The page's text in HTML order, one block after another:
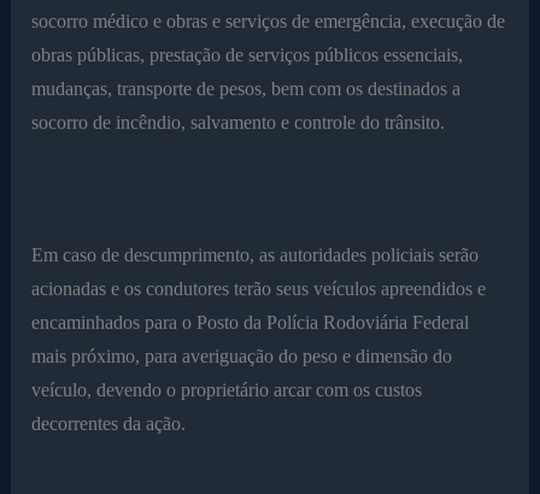
socorro médico e obras e serviços de emergência, execução de
obras públicas, prestação de serviços públicos essenciais,
mudanças, transporte de pesos, bem com os destinados a
socorro de incêndio, salvamento e controle do trânsito.
Em caso de descumprimento, as autoridades policiais serão
acionadas e os condutores terão seus veículos apreendidos e
encaminhados para o Posto da Polícia Rodoviária Federal
mais próximo, para averiguação do peso e dimensão do
veículo, devendo o proprietário arcar com os custos
decorrentes da ação.